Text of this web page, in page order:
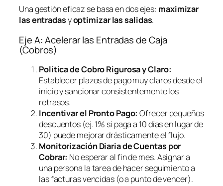
Una gestión eficaz se basa en dos ejes: maximizar
las entradasyoptimizar las salidas.
Eje A: Acelerar las Entradas de Caja
(Cobros)
Política de Cobro Rigurosa y Claro:
Establecer plazos de pago muy claros desde el
inicio y sancionar consistentemente los
retrasos.
Incentivar el Pronto Pago: Ofrecer pequeños
descuentos (ej. 1% si paga a 10 días en lugar de
30) puede mejorar drásticamente el flujo.
Monitorización Diaria de Cuentas por
Cobrar: No esperar al fin de mes. Asignar a
una persona la tarea de hacer seguimiento a
las facturas vencidas (o a punto de vencer).